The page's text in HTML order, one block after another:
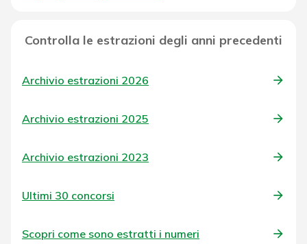
Controlla le estrazioni degli anni precedenti
Archivio estrazioni 2026
Archivio estrazioni 2025
Archivio estrazioni 2023
Ultimi 30 concorsi
Scopri come sono estratti i numeri